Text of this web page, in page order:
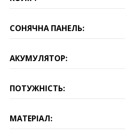
СОНЯЧНА ПАНЕЛЬ:
АКУМУЛЯТОР:
ПОТУЖНІСТЬ:
МАТЕРІАЛ: